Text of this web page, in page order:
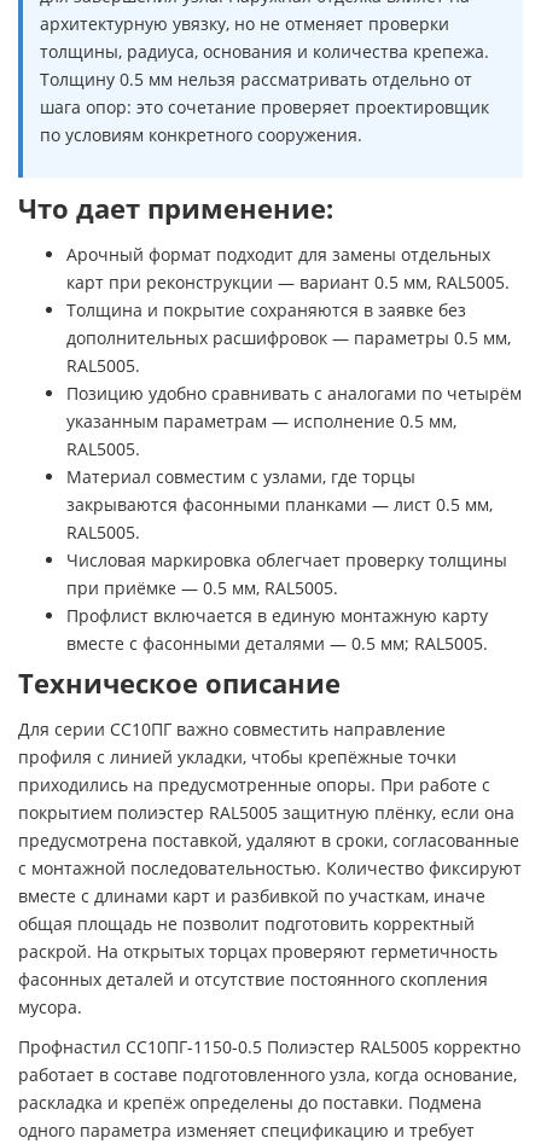
архитектурную увязку, но не отменяет проверки
толщины, радиуса, основания и количества крепежа.
Толщину 0.5 мм нельзя рассматривать отдельно от
шага опор: это сочетание проверяет проектировщик
по условиям конкретного сооружения.
Что дает применение:
Арочный формат подходит для замены отдельных
карт при реконструкции — вариант 0.5 мм, RAL5005.
Толщина и покрытие сохраняются в заявке без
дополнительных расшифровок — параметры 0.5 мм,
RAL5005.
Позицию удобно сравнивать с аналогами по четырём
указанным параметрам — исполнение 0.5 мм,
RAL5005.
Материал совместим с узлами, где торцы
закрываются фасонными планками — лист 0.5 мм,
RAL5005.
Числовая маркировка облегчает проверку толщины
при приёмке — 0.5 мм, RAL5005.
Профлист включается в единую монтажную карту
вместе с фасонными деталями — 0.5 мм; RAL5005.
Техническое описание
Для серии СС10ПГ важно совместить направление
профиля с линией укладки, чтобы крепёжные точки
приходились на предусмотренные опоры. При работе с
покрытием полиэстер RAL5005 защитную плёнку, если она
предусмотрена поставкой, удаляют в сроки, согласованные
с монтажной последовательностью. Количество фиксируют
вместе с длинами карт и разбивкой по участкам, иначе
общая площадь не позволит подготовить корректный
раскрой. На открытых торцах проверяют герметичность
фасонных деталей и отсутствие постоянного скопления
мусора.
Профнастил СС10ПГ-1150-0.5 Полиэстер RAL5005 корректно
работает в составе подготовленного узла, когда основание,
раскладка и крепёж определены до поставки. Подмена
одного параметра изменяет спецификацию и требует